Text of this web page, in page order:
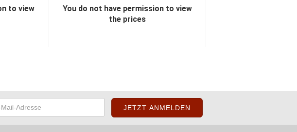
to view
You do not have permission to view
the prices